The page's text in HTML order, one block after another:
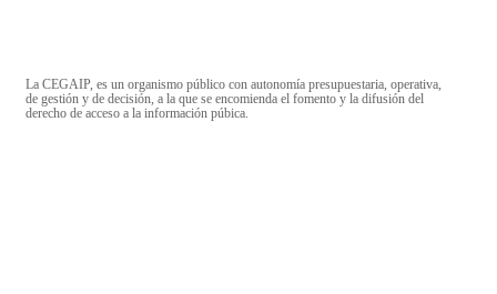
La CEGAIP, es un organismo público con autonomía presupuestaria, operativa,
de gestión y de decisión, a la que se encomienda el fomento y la difusión del
derecho de acceso a la información púbica.